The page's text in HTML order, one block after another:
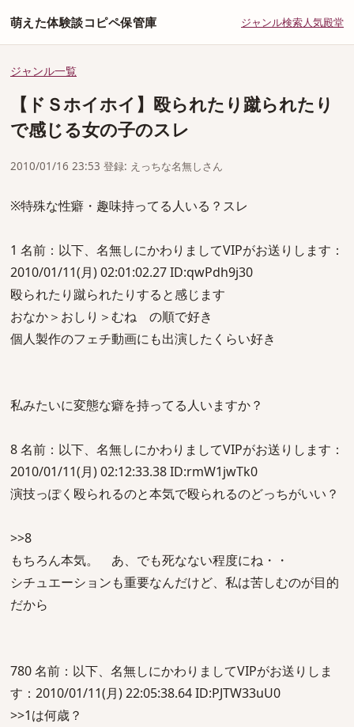
萌えた体験談コピペ保管庫 ジャンル検索人気殿堂
ジャンル一覧
【ドＳホイホイ】殴られたり蹴られたり
で感じる女の子のスレ
2010/01/16 23:53 登録: えっちな名無しさん
※特殊な性癖・趣味持ってる人いる？スレ
1 名前：以下、名無しにかわりましてVIPがお送りします：
2010/01/11(月) 02:01:02.27 ID:qwPdh9j30
殴られたり蹴られたりすると感じます
おなか＞おしり＞むね の順で好き
個人製作のフェチ動画にも出演したくらい好き
私みたいに変態な癖を持ってる人いますか？
8 名前：以下、名無しにかわりましてVIPがお送りします：
2010/01/11(月) 02:12:33.38 ID:rmW1jwTk0
演技っぽく殴られるのと本気で殴られるのどっちがいい？
>>8
もちろん本気。 あ、でも死なない程度にね・・
シチュエーションも重要なんだけど、私は苦しむのが目的
だから
780 名前：以下、名無しにかわりましてVIPがお送りしま
す：2010/01/11(月) 22:05:38.64 ID:PJTW33uU0
>>1は何歳？